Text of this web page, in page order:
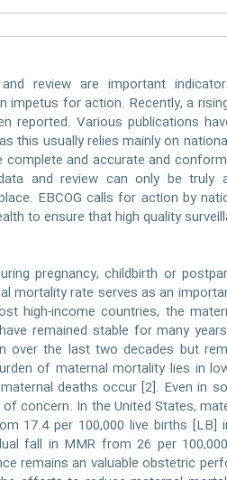
review are important
impetus for action. Recently, a
reported. Various publications
this usually relies mainly on
and accurate and
and review can only be truly
EBCOG calls for action by
to ensure that high quality
pregnancy, childbirth or
mortality rate serves as an
high-income countries, the
remained stable for many
over the last two decades but
of maternal mortality lies in
deaths occur [2]. Even in
concern. In the United States,
17.4 per 100,000 live births
fall in MMR from 26 per
remains an valuable obstetric